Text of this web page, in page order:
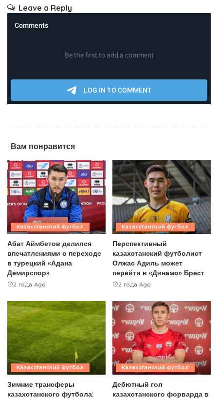
Leave a Reply
Вам понравится
Казахстанский футбол
Абат Аймбетов делился
впечатлениями о переходе
в турецкий «Адана
Демирспор»
2 года Ago
Казахстанский футбол
Перспективный
казахстанский футболист
Олжас Адиль может
перейти в «Динамо» Брест
2 года Ago
Казахстанский футбол
Зимние трансферы
казахстанского футбола:
Казахстанский футбол
Дебютный гол
казахстанского форварда в